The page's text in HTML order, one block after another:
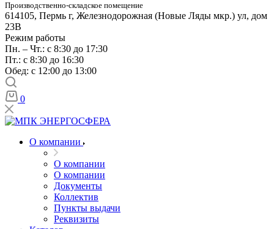
Производственно-складское помещение
614105, Пермь г, Железнодорожная (Новые Ляды мкр.) ул, дом
23В
Режим работы
Пн. – Чт.: с 8:30 до 17:30
Пт.: с 8:30 до 16:30
Обед: с 12:00 до 13:00
0
О компании
О компании
О компании
Документы
Коллектив
Пункты выдачи
Реквизиты